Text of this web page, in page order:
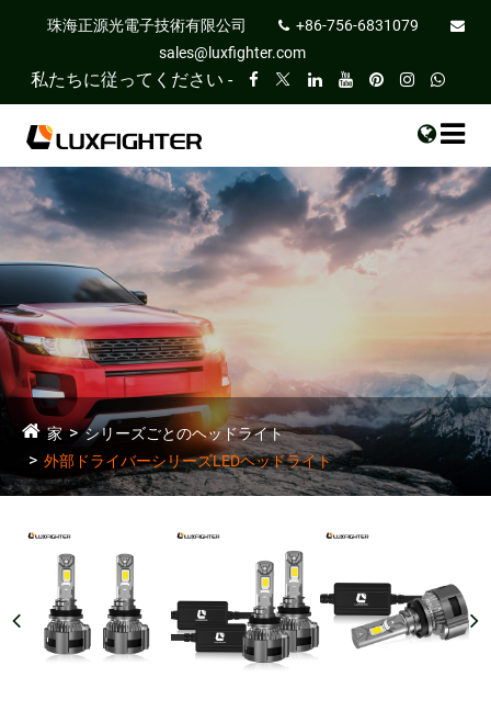
珠海正源光電子技術有限公司
+86-756-6831079
sales@luxfighter.com
私たちに従ってください -
家
シリーズごとのヘッドライト
外部ドライバーシリーズLEDヘッドライト